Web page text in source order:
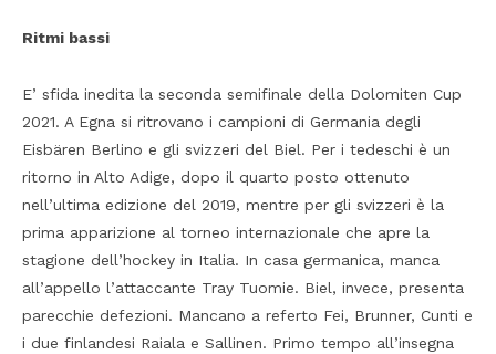
Ritmi bassi
E’ sfida inedita la seconda semifinale della Dolomiten Cup
2021. A Egna si ritrovano i campioni di Germania degli
Eisbären Berlino e gli svizzeri del Biel. Per i tedeschi è un
ritorno in Alto Adige, dopo il quarto posto ottenuto
nell’ultima edizione del 2019, mentre per gli svizzeri è la
prima apparizione al torneo internazionale che apre la
stagione dell’hockey in Italia. In casa germanica, manca
all’appello l’attaccante Tray Tuomie. Biel, invece, presenta
parecchie defezioni. Mancano a referto Fei, Brunner, Cunti e
i due finlandesi Raiala e Sallinen. Primo tempo all’insegna